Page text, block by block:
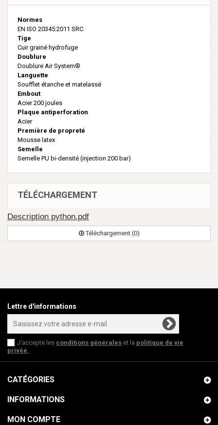
Normes
EN ISO 20345:2011 SRC
Tige
Cuir grainé hydrofuge
Doublure
Doublure Air System®
Languette
Soufflet étanche et matelassé
Embout
Acier 200 joules
Plaque antiperforation
Acier
Première de propreté
Mousse latex
Semelle
Semelle PU bi-densité (injection 200 bar)
TÉLÉCHARGEMENT
Description python.pdf
Téléchargement (0)
Lettre d'informations
J'accepte les conditions générales et la politique de vie
privée
CATÉGORIES
INFORMATIONS
MON COMPTE